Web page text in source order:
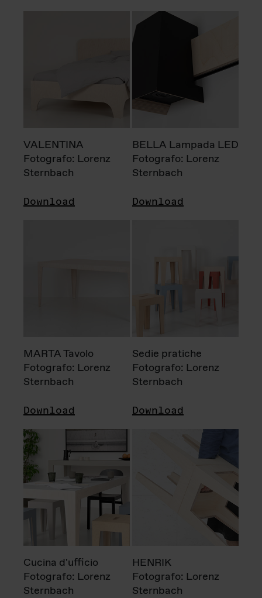
VALENTINA
Fotografo: Lorenz
Sternbach
Download
BELLA Lampada LED
Fotografo: Lorenz
Sternbach
Download
MARTA Tavolo
Fotografo: Lorenz
Sternbach
Download
Sedie pratiche
Fotografo: Lorenz
Sternbach
Download
Cucina d'ufficio
Fotografo: Lorenz
Sternbach
HENRIK
Fotografo: Lorenz
Sternbach